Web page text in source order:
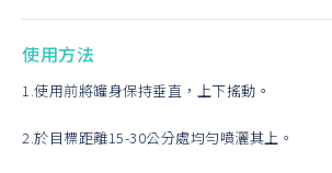
使用方法
1.使用前將罐身保持垂直，上下搖動。
2.於目標距離15-30公分處均勻噴灑其上。